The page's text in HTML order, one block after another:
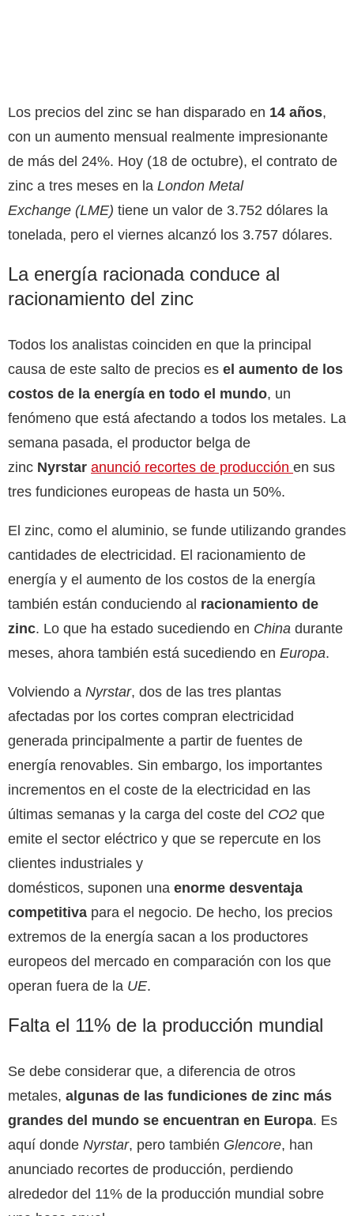
Los precios del zinc se han disparado en 14 años,
con un aumento mensual realmente impresionante
de más del 24%. Hoy (18 de octubre), el contrato de
zinc a tres meses en la London Metal
Exchange (LME) tiene un valor de 3.752 dólares la
tonelada, pero el viernes alcanzó los 3.757 dólares.
La energía racionada conduce al
racionamiento del zinc
Todos los analistas coinciden en que la principal
causa de este salto de precios es el aumento de los
costos de la energía en todo el mundo, un
fenómeno que está afectando a todos los metales. La
semana pasada, el productor belga de
zinc Nyrstar anunció recortes de producción en sus
tres fundiciones europeas de hasta un 50%.
El zinc, como el aluminio, se funde utilizando grandes
cantidades de electricidad. El racionamiento de
energía y el aumento de los costos de la energía
también están conduciendo al racionamiento de
zinc. Lo que ha estado sucediendo en China durante
meses, ahora también está sucediendo en Europa.
Volviendo a Nyrstar, dos de las tres plantas
afectadas por los cortes compran electricidad
generada principalmente a partir de fuentes de
energía renovables. Sin embargo, los importantes
incrementos en el coste de la electricidad en las
últimas semanas y la carga del coste del CO2 que
emite el sector eléctrico y que se repercute en los
clientes industriales y
domésticos, suponen una enorme desventaja
competitiva para el negocio. De hecho, los precios
extremos de la energía sacan a los productores
europeos del mercado en comparación con los que
operan fuera de la UE.
Falta el 11% de la producción mundial
Se debe considerar que, a diferencia de otros
metales, algunas de las fundiciones de zinc más
grandes del mundo se encuentran en Europa. Es
aquí donde Nyrstar, pero también Glencore, han
anunciado recortes de producción, perdiendo
alrededor del 11% de la producción mundial sobre